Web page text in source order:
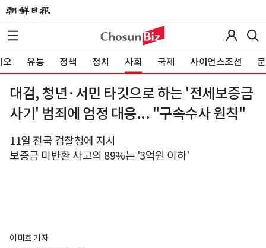
오 유통 정책 정치 사회 국제 사이언스조선
대검, 청년·서민 타깃으로 하는 '전세보증금
사기' 범죄에 엄정 대응... "구속수사 원칙"
11일 전국 검찰청에 지시
보증금 미반환 사고의 89%는 '3억원 이하'
이미호 기자